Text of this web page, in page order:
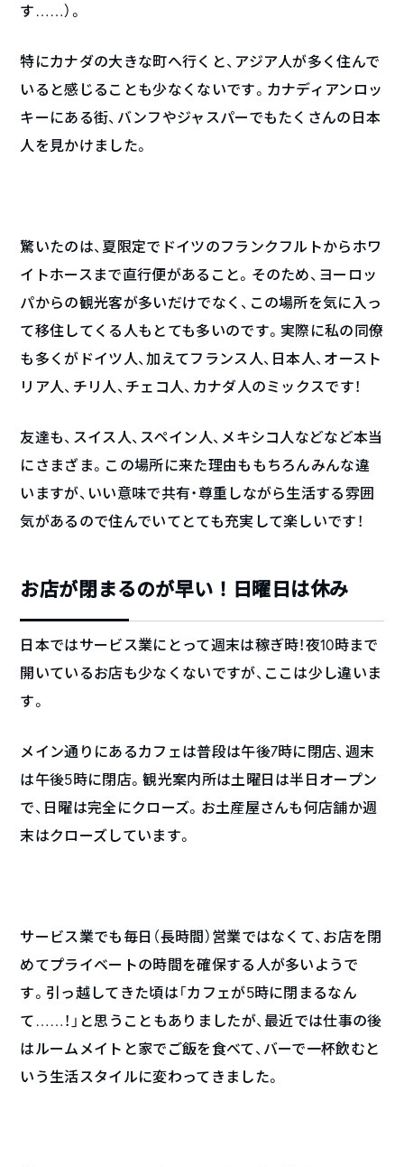
す……）。
特にカナダの大きな町へ行くと、アジア人が多く住んで
いると感じることも少なくないです。カナディアンロッ
キーにある街、バンフやジャスパーでもたくさんの日本
人を見かけました。
驚いたのは、夏限定でドイツのフランクフルトからホワ
イトホースまで直行便があること。そのため、ヨーロッ
パからの観光客が多いだけでなく、この場所を気に入っ
て移住してくる人もとても多いのです。実際に私の同僚
も多くがドイツ人、加えてフランス人、日本人、オースト
リア人、チリ人、チェコ人、カナダ人のミックスです！
友達も、スイス人、スペイン人、メキシコ人などなど本当
にさまざま。この場所に来た理由ももちろんみんな違
いますが、いい意味で共有・尊重しながら生活する雰囲
気があるので住んでいてとても充実して楽しいです！
お店が閉まるのが早い！日曜日は休み
日本ではサービス業にとって週末は稼ぎ時！夜10時まで
開いているお店も少なくないですが、ここは少し違いま
す。
メイン通りにあるカフェは普段は午後7時に閉店、週末
は午後5時に閉店。観光案内所は土曜日は半日オープン
で、日曜は完全にクローズ。お土産屋さんも何店舗か週
末はクローズしています。
サービス業でも毎日（長時間）営業ではなくて、お店を閉
めてプライベートの時間を確保する人が多いようで
す。引っ越してきた頃は「カフェが5時に閉まるなん
て……！」と思うこともありましたが、最近では仕事の後
はルームメイトと家でご飯を食べて、バーで一杯飲むと
いう生活スタイルに変わってきました。